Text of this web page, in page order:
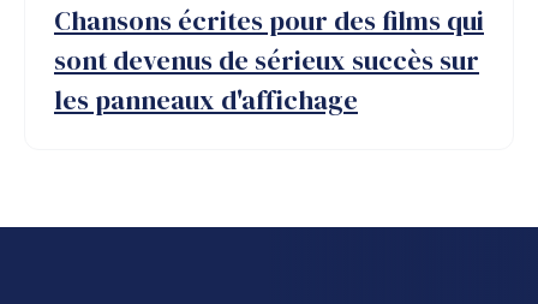
Chansons écrites pour des films qui
sont devenus de sérieux succès sur
les panneaux d'affichage